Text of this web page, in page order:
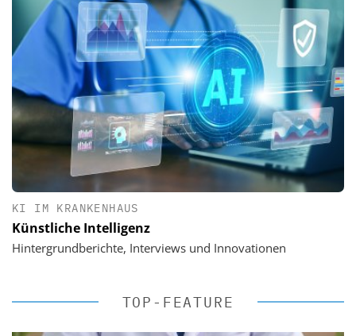
KI IM KRANKENHAUS
Künstliche Intelligenz
Hintergrundberichte, Interviews und Innovationen
TOP-FEATURE